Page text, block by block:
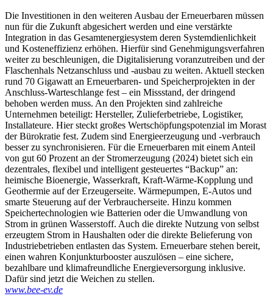
Die Investitionen in den weiteren Ausbau der Erneuerbaren müssen
nun für die Zukunft abgesichert werden und eine verstärkte
Integration in das Gesamtenergiesystem deren Systemdienlichkeit
und Kosteneffizienz erhöhen. Hierfür sind Genehmigungsverfahren
weiter zu beschleunigen, die Digitalisierung voranzutreiben und der
Flaschenhals Netzanschluss und -ausbau zu weiten. Aktuell stecken
rund 70 Gigawatt an Erneuerbaren- und Speicherprojekten in der
Anschluss-Warteschlange fest – ein Missstand, der dringend
behoben werden muss. An den Projekten sind zahlreiche
Unternehmen beteiligt: Hersteller, Zulieferbetriebe, Logistiker,
Installateure. Hier steckt großes Wertschöpfungspotenzial im Morast
der Bürokratie fest. Zudem sind Energieerzeugung und -verbrauch
besser zu synchronisieren. Für die Erneuerbaren mit einem Anteil
von gut 60 Prozent an der Stromerzeugung (2024) bietet sich ein
dezentrales, flexibel und intelligent gesteuertes “Backup” an:
heimische Bioenergie, Wasserkraft, Kraft-Wärme-Kopplung und
Geothermie auf der Erzeugerseite. Wärmepumpen, E-Autos und
smarte Steuerung auf der Verbraucherseite. Hinzu kommen
Speichertechnologien wie Batterien oder die Umwandlung von
Strom in grünen Wasserstoff. Auch die direkte Nutzung von selbst
erzeugtem Strom in Haushalten oder die direkte Belieferung von
Industriebetrieben entlasten das System. Erneuerbare stehen bereit,
einen wahren Konjunkturbooster auszulösen – eine sichere,
bezahlbare und klimafreundliche Energieversorgung inklusive.
Dafür sind jetzt die Weichen zu stellen.
www.bee-ev.de